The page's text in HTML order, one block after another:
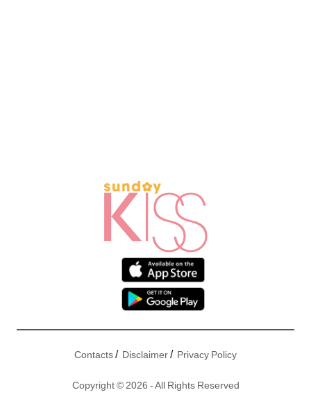
Contacts/ Disclaimer/ Privacy Policy
Copyright © 2026 - All Rights Reserved